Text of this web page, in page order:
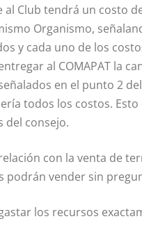
Club tendrá un costo
Organismo,
y cada uno de los
al COMAPAT la
en el punto 2
todos los costos.
del consejo.
con la venta de
podrán vender sin
los recursos